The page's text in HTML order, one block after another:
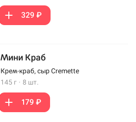
329 ₽
Мини Краб
Крем-краб, сыр Cremette
145 г · 8 шт.
179 ₽